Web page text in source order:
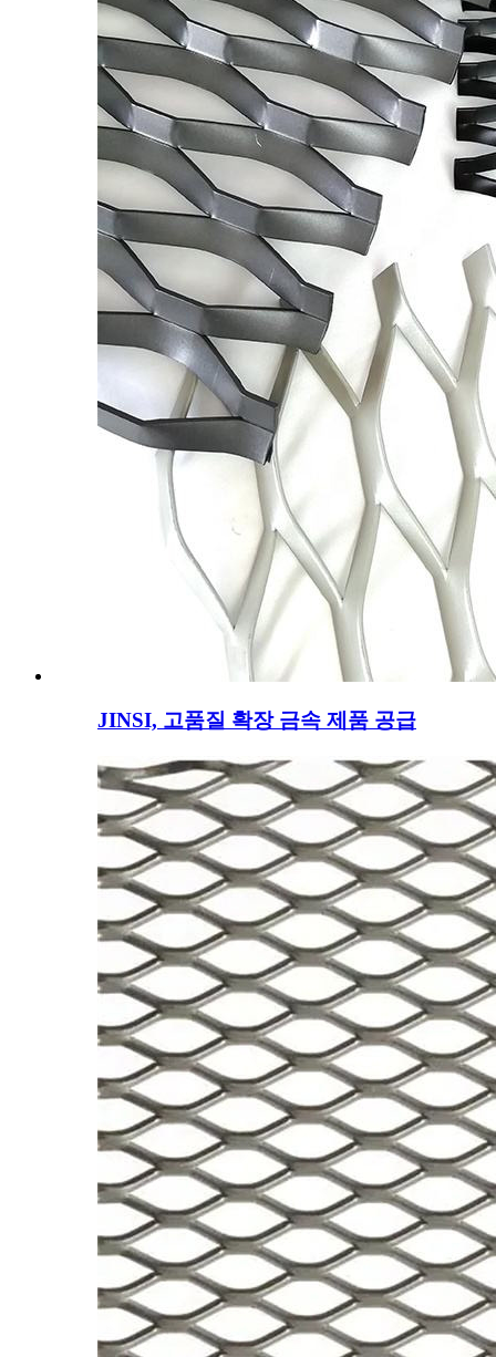
JINSI, 고품질 확장 금속 제품 공급